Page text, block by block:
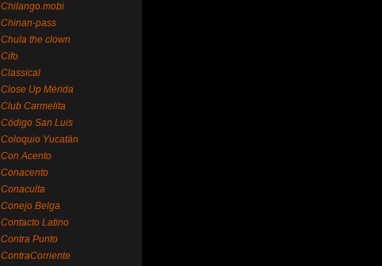
Chilango.mobi
Chinan-pass
Chula the clown
Cifo
Classical
Close Up Mérida
Club Carmelita
Código San Luis
Coloquio Yucatán
Con Acento
Conacento
Conaculta
Conejo Belga
Contacto Latino
Contra Punto
ContraCorriente